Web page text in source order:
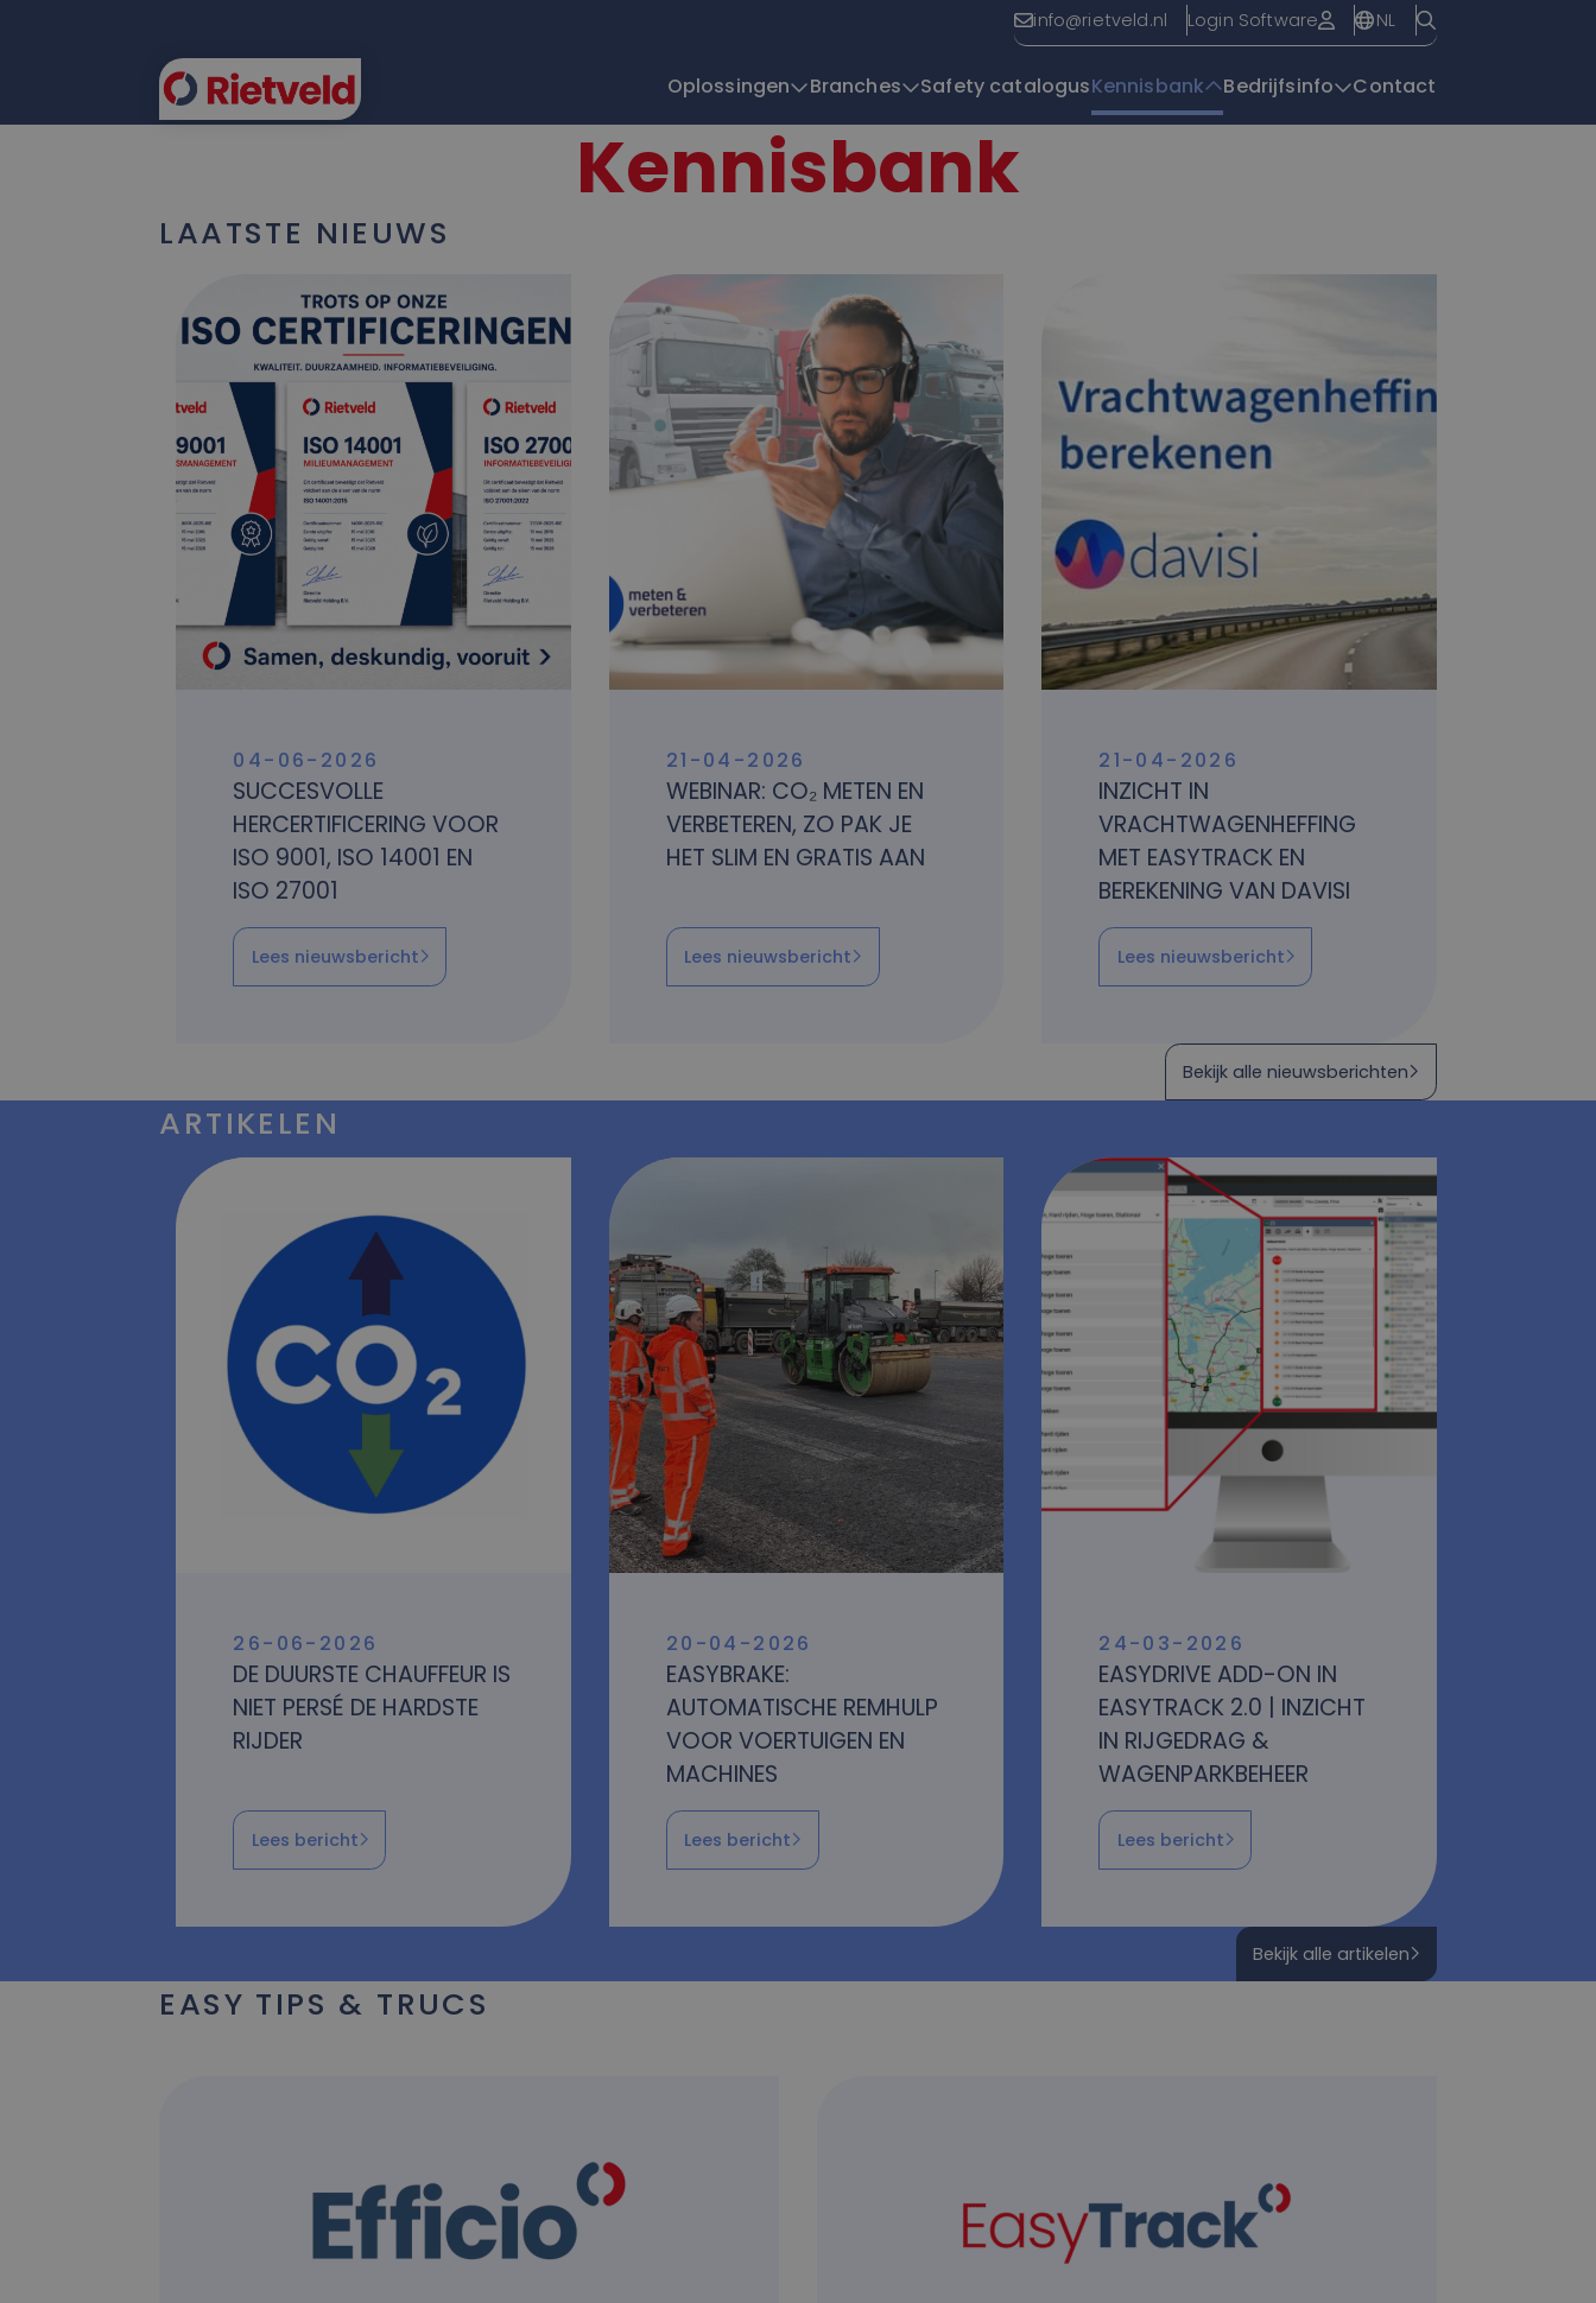
info@rietveld.nl Login Software NL
Oplossingen Branches Safety catalogusKennisbank Bedrijfsinfo Contact
Kennisbank
LAATSTE NIEUWS
04-06-2026
SUCCESVOLLE
HERCERTIFICERING VOOR
ISO 9001, ISO 14001 EN
ISO 27001
Lees nieuwsbericht
21-04-2026
WEBINAR: CO₂ METEN EN
VERBETEREN, ZO PAK JE
HET SLIM EN GRATIS AAN
Lees nieuwsbericht
21-04-2026
INZICHT IN
VRACHTWAGENHEFFING
MET EASYTRACK EN
BEREKENING VAN DAVISI
Lees nieuwsbericht
Bekijk alle nieuwsberichten
ARTIKELEN
26-06-2026
DE DUURSTE CHAUFFEUR IS
NIET PERSÉ DE HARDSTE
RIJDER
Lees bericht
20-04-2026
EASYBRAKE:
AUTOMATISCHE REMHULP
VOOR VOERTUIGEN EN
MACHINES
Lees bericht
24-03-2026
EASYDRIVE ADD-ON IN
EASYTRACK 2.0 | INZICHT
IN RIJGEDRAG &
WAGENPARKBEHEER
Lees bericht
Bekijk alle artikelen
EASY TIPS & TRUCS